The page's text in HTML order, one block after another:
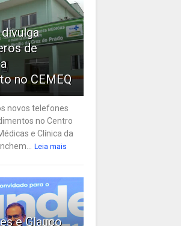
de
no CEMEQ
novos telefones
no Centro
e Clínica da
Leia mais
e Glauco